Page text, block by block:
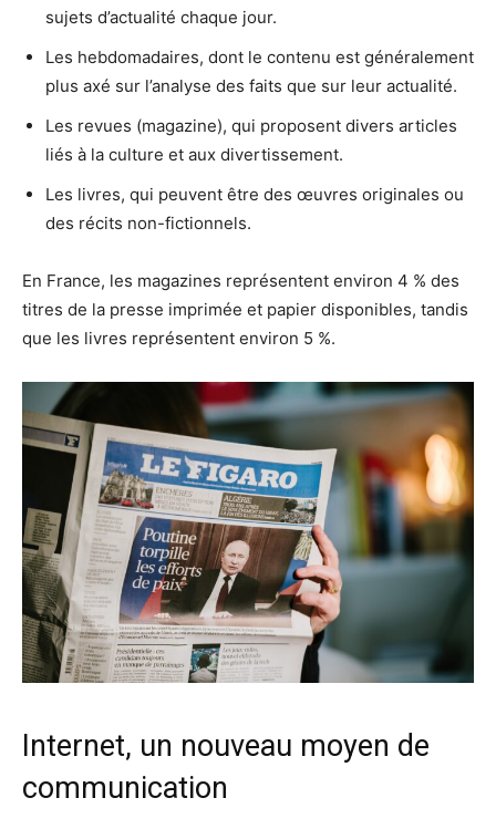
sujets d’actualité chaque jour.
Les hebdomadaires, dont le contenu est généralement
plus axé sur l’analyse des faits que sur leur actualité.
Les revues (magazine), qui proposent divers articles
liés à la culture et aux divertissement.
Les livres, qui peuvent être des œuvres originales ou
des récits non-fictionnels.
En France, les magazines représentent environ 4 % des
titres de la presse imprimée et papier disponibles, tandis
que les livres représentent environ 5 %.
Internet, un nouveau moyen de
communication